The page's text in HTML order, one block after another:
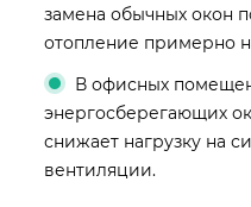
замена обычных окон
отопление примерно
В офисных
энергосберегающих
снижает нагрузку на
вентиляции.